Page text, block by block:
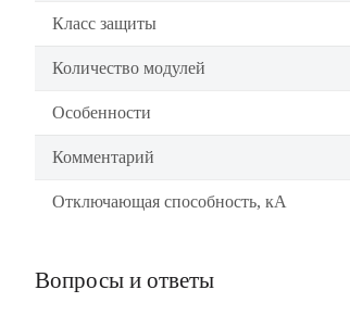
Класс защиты
Количество модулей
Особенности
Комментарий
Отключающая способность, кА
Вопросы и ответы